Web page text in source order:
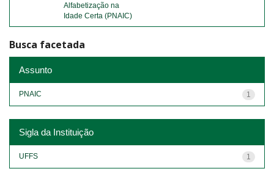
Alfabetização na
Idade Certa (PNAIC)
Busca facetada
Assunto
1
PNAIC
Sigla da Instituição
1
UFFS